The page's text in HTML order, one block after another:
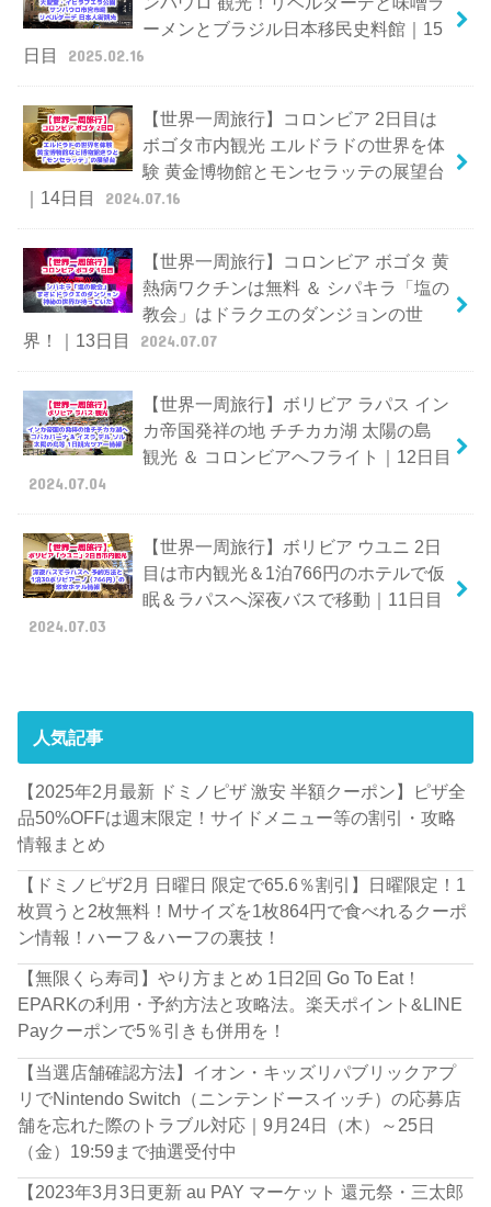
ーメンとブラジル日本移民史料館｜15
日目
2025.02.16
【世界一周旅行】コロンビア 2日目は
ボゴタ市内観光 エルドラドの世界を体
験 黄金博物館とモンセラッテの展望台
｜14日目
2024.07.16
【世界一周旅行】コロンビア ボゴタ 黄
熱病ワクチンは無料 ＆ シパキラ「塩の
教会」はドラクエのダンジョンの世
界！｜13日目
2024.07.07
【世界一周旅行】ボリビア ラパス イン
カ帝国発祥の地 チチカカ湖 太陽の島
観光 ＆ コロンビアへフライト｜12日目
2024.07.04
【世界一周旅行】ボリビア ウユニ 2日
目は市内観光＆1泊766円のホテルで仮
眠＆ラパスへ深夜バスで移動｜11日目
2024.07.03
人気記事
【2025年2月最新 ドミノピザ 激安 半額クーポン】ピザ全
品50%OFFは週末限定！サイドメニュー等の割引・攻略
情報まとめ
【ドミノピザ2月 日曜日 限定で65.6％割引】日曜限定！1
枚買うと2枚無料！Mサイズを1枚864円で食べれるクーポ
ン情報！ハーフ＆ハーフの裏技！
【無限くら寿司】やり方まとめ 1日2回 Go To Eat！
EPARKの利用・予約方法と攻略法。楽天ポイント&LINE
Payクーポンで5％引きも併用を！
【当選店舗確認方法】イオン・キッズリパブリックアプ
リでNintendo Switch（ニンテンドースイッチ）の応募店
舗を忘れた際のトラブル対応｜9月24日（木）～25日
（金）19:59まで抽選受付中
【2023年3月3日更新 au PAY マーケット 還元祭・三太郎